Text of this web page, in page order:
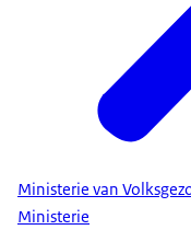
Ministerie van
Ministerie